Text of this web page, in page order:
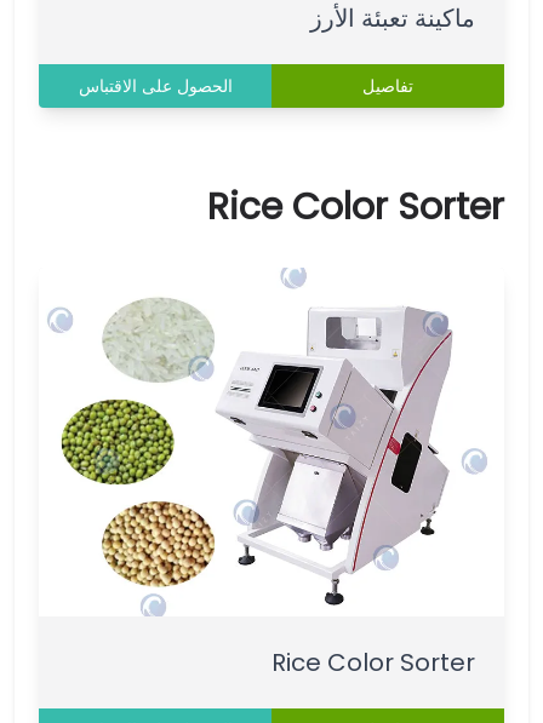
ماكينة تعبئة الأرز
تفاصيل الحصول على الاقتباس
Rice Color Sorter
Rice Color Sorter